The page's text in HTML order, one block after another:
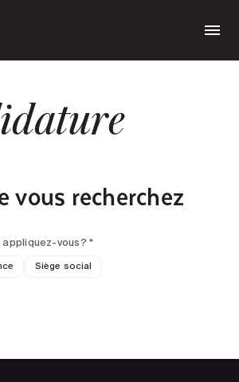
vous recherchez
appliquez-vous? *
Siège social